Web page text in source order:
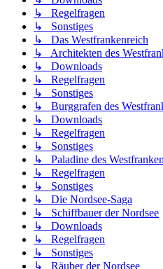
↳ Regelfragen
↳ Sonstiges
↳ Das Westfrankenreich
↳ Architekten des
↳ Downloads
↳ Regelfragen
↳ Sonstiges
↳ Burggrafen des
↳ Downloads
↳ Regelfragen
↳ Sonstiges
↳ Paladine des
↳ Regelfragen
↳ Sonstiges
↳ Die Nordsee-Saga
↳ Schiffbauer der Nordsee
↳ Downloads
↳ Regelfragen
↳ Sonstiges
↳ Räuber der Nordsee